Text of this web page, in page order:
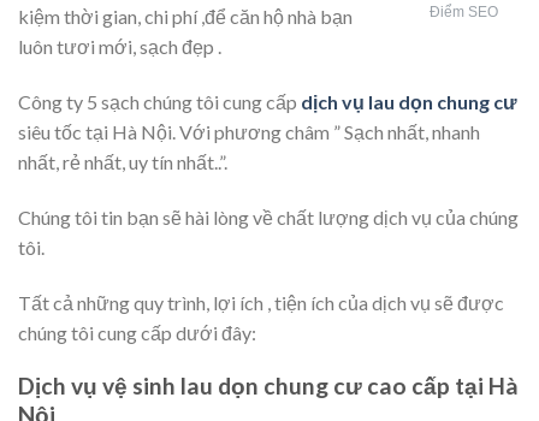
Điểm SEO
kiệm thời gian, chi phí ,để căn hộ nhà bạn
luôn tươi mới, sạch đẹp .
Công ty 5 sạch chúng tôi cung cấp dịch vụ lau dọn chung cư
siêu tốc tại Hà Nội. Với phương châm ” Sạch nhất, nhanh
nhất, rẻ nhất, uy tín nhất..”.
Chúng tôi tin bạn sẽ hài lòng về chất lượng dịch vụ của chúng
tôi.
Tất cả những quy trình, lợi ích , tiện ích của dịch vụ sẽ được
chúng tôi cung cấp dưới đây:
Dịch vụ vệ sinh lau dọn chung cư cao cấp tại Hà
Nội